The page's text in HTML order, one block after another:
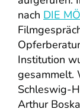
nach DIE
Institution
gesammelt.
Schleswig-
Arthur